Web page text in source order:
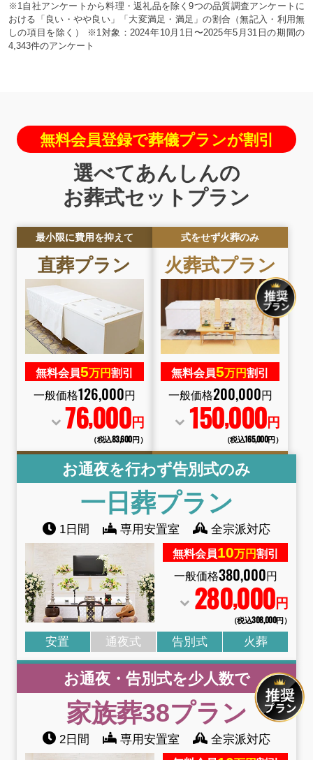
※1自社アンケートから料理・返礼品を除く9つの品質調査アンケートに
おける「良い・やや良い」「大変満足・満足」の割合（無記入・利用無
しの項目を除く） ※1対象：2024年10月1日〜2025年5月31日の期間の
4,343件のアンケート
無料会員登録で葬儀プランが割引
選べてあんしんの
お葬式セットプラン
最小限に費用を抑えて
直葬プラン
無料会員5万円割引
一般価格126,000円
76,000円
（税込83,600円）
式をせず火葬のみ
火葬式プラン
無料会員5万円割引
一般価格200,000円
150,000円
（税込165,000円）
お通夜を行わず告別式のみ
一日葬プラン
1日間 専用安置室 全宗派対応
無料会員10万円割引
一般価格380,000円
280,000円
（税込308,000円）
安置 通夜式 告別式 火葬
お通夜・告別式を少人数で
家族葬38プラン
2日間 専用安置室 全宗派対応